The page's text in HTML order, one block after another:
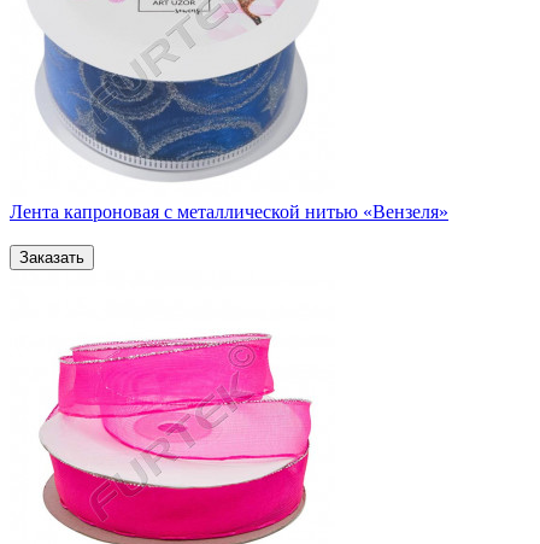
Лента капроновая с металлической нитью «Вензеля»